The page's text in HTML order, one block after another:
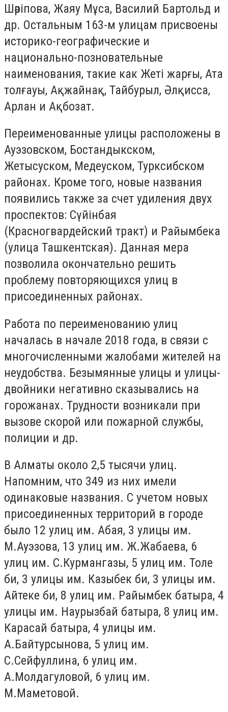
Шәріпова, Жаяу Мұса, Василий Бартольд и
др. Остальным 163-м улицам присвоены
историко-географические и
национально-позновательные
наименования, такие как Жеті жарғы, Ата
толғауы, Ақжайнақ, Тайбурыл, Әлқисса,
Арлан и Ақбозат.
Переименованные улицы расположены в
Ауэзовском, Бостандыкском,
Жетысуском, Медеуском, Турксибском
районах. Кроме того, новые названия
появились также за счет удиления двух
проспектов: Сүйінбая
(Красногвардейский тракт) и Райымбека
(улица Ташкентская). Данная мера
позволила окончательно решить
проблему повторяющихся улиц в
присоединенных районах.
Работа по переименованию улиц
началась в начале 2018 года, в связи с
многочисленными жалобами жителей на
неудобства. Безымянные улицы и улицы-
двойники негативно сказывались на
горожанах. Трудности возникали при
вызове скорой или пожарной службы,
полиции и др.
В Алматы около 2,5 тысячи улиц.
Напомним, что 349 из них имели
одинаковые названия. С учетом новых
присоединенных территорий в городе
было 12 улиц им. Абая, 3 улицы им.
М.Ауэзова, 13 улиц им. Ж.Жабаева, 6
улиц им. С.Курмангазы, 5 улиц им. Толе
би, 3 улицы им. Казыбек би, 3 улицы им.
Айтеке би, 8 улиц им. Райымбек батыра, 4
улицы им. Наурызбай батыра, 8 улиц им.
Карасай батыра, 4 улицы им.
А.Байтурсынова, 5 улиц им.
С.Сейфуллина, 6 улиц им.
А.Молдагуловой, 6 улиц им.
М.Маметовой.